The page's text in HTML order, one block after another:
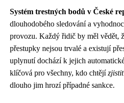
Systém trestných bodů v České
dlouhodobého sledování a
provozu. Každý řidič by měl vědět,
přestupky nejsou trvalé a existují
uplynutí dochází k jejich
klíčová pro všechny, kdo chtějí
dlouho jim hrozí případné sankce.